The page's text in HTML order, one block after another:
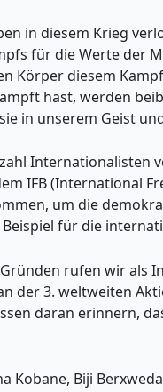
in diesem Krieg
für die Werte der
Körper diesem
hast, werden
in unserem Geist
Internationalisten
IFB (International
um die
für die
rufen wir als
der 3. weltweiten
daran erinnern,
Kobane, Biji